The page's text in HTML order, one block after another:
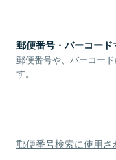
郵便番号・バーコード
郵便番号や、バーコー
す。
郵便番号検索に使用